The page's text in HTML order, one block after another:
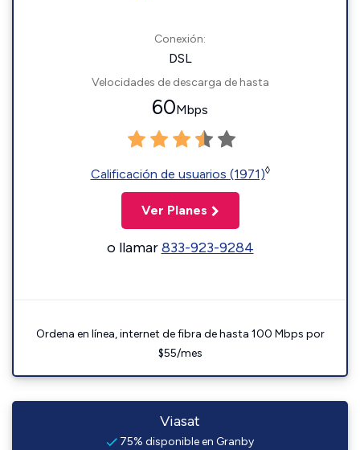
Conexión:
DSL
Velocidades de descarga de hasta
60Mbps
Calificación de usuarios (1971)◊
Ver Planes
o llamar833-923-9284
Ordena en línea, internet de fibra de hasta 100 Mbps por
$55/mes
Viasat
75% disponible en Granby